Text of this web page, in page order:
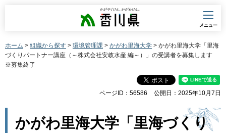
香川県
メニュー
ホーム > 組織から探す > 環境管理課 > かがわ里海大学 > かがわ里海大学「里海
づくりパートナー講座（～株式会社安岐水産 編～）」の受講者を募集します
※募集終了
ページID：56586 公開日：2025年10月7日
かがわ里海大学「里海づくり